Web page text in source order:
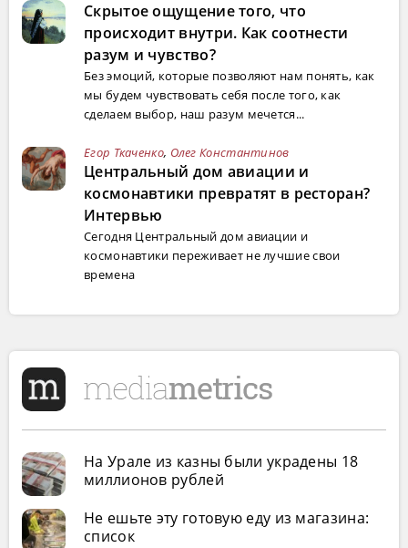
Скрытое ощущение того, что
происходит внутри. Как соотнести
разум и чувство?
Без эмоций, которые позволяют нам понять, как
мы будем чувствовать себя после того, как
сделаем выбор, наш разум мечется...
Егор Ткаченко, Олег Константинов
Центральный дом авиации и
космонавтики превратят в ресторан?
Интервью
Сегодня Центральный дом авиации и
космонавтики переживает не лучшие свои
времена
На Урале из казны были украдены 18
миллионов рублей
Не ешьте эту готовую еду из магазина:
список